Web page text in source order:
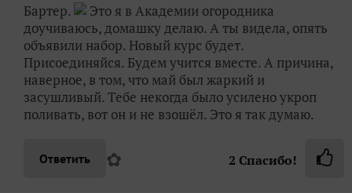
Бартер.
Это я в Академии огородника
доучиваюсь, домашку делаю. А ты видела, опять
объявили набор. Новый курс будет.
Присоединяйся. Будем учится вместе. А причина,
наверное, в том, что май был жаркий и
засушливый. Тебе некогда было усилено укроп
поливать, вот он и не взошёл. Это я так думаю.
Ответить ✿ 2 Спасибо!